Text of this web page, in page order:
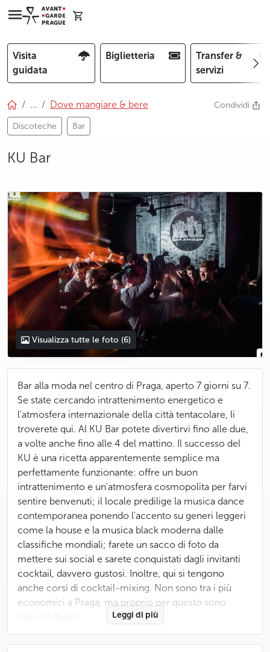
Visita
guidata
Biglietteria
Transfer &
servizi
… Dove mangiare & bere
Discoteche Bar
Condividi
KU Bar
photo 5
photo 6
Visualizza tutte le foto (6)
Bar alla moda nel centro di Praga, aperto 7 giorni su 7.
Se state cercando intrattenimento energetico e
l'atmosfera internazionale della città tentacolare, li
troverete qui. Al KU Bar potete divertirvi fino alle due,
a volte anche fino alle 4 del mattino. Il successo del
KU è una ricetta apparentemente semplice ma
perfettamente funzionante: offre un buon
intrattenimento e un'atmosfera cosmopolita per farvi
sentire benvenuti; il locale predilige la musica dance
contemporanea ponendo l'accento su generi leggeri
come la house e la musica black moderna dalle
classifiche mondiali; farete un sacco di foto da
mettere sui social e sarete conquistati dagli invitanti
cocktail, davvero gustosi. Inoltre, qui si tengono
anche corsi di cocktail-mixing. Non sono tra i più
economici a Praga, ma proprio per questo sono
davvero buoni.
Il pubblico ama questo concetto di attività, le
Leggi di più